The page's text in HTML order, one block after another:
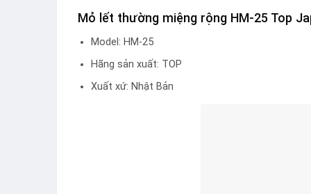
Mỏ lết thường miệng rộng HM-25 Top
Model: HM-25
Hãng sản xuất: TOP
Xuất xứ: Nhật Bản